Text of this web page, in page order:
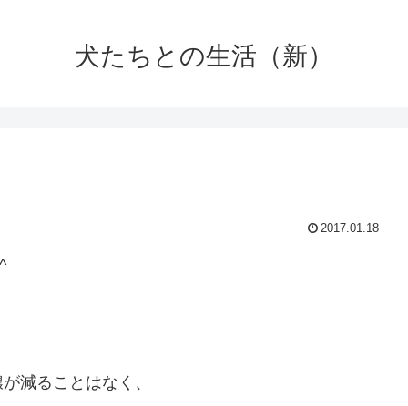
犬たちとの生活（新）
2017.01.18
減ることはなく、